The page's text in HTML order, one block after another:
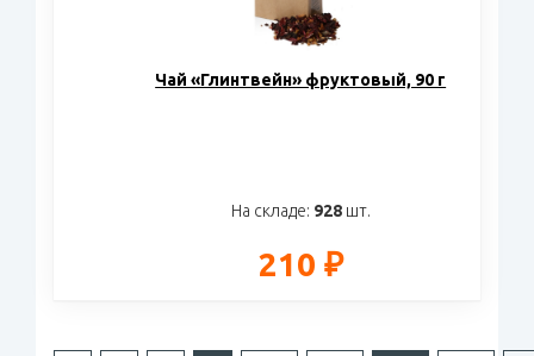
Чай «Глинтвейн» фруктовый, 90 г
На складе: 928шт.
210 ₽